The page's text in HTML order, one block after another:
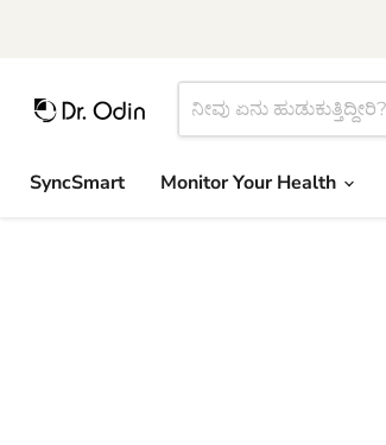
SyncSmart Monitor Your Health